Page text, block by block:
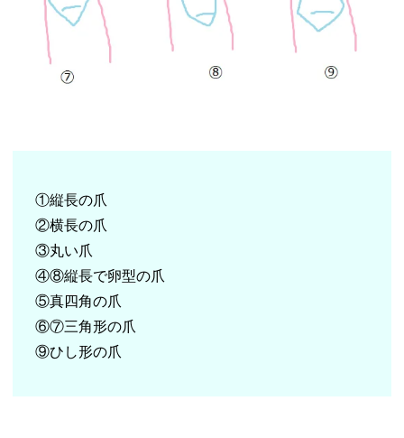
①縦長の爪
②横長の爪
③丸い爪
④⑧縦長で卵型の爪
⑤真四角の爪
⑥⑦三角形の爪
⑨ひし形の爪